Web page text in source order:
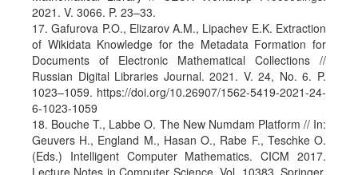
2021. V. 3066. P. 23–33.
17. Gafurova P.O., Elizarov A.M., Lipachev E.K. Extraction
of Wikidata Knowledge for the Metadata Formation for
Documents of Electronic Mathematical Collections //
Russian Digital Libraries Journal. 2021. V. 24, No. 6. P.
1023–1059. https://doi.org/10.26907/1562-5419-2021-24-
6-1023-1059
18. Bouche T., Labbe O. The New Numdam Platform // In:
Geuvers H., England M., Hasan O., Rabe F., Teschke O.
(Eds.) Intelligent Computer Mathematics. CICM 2017.